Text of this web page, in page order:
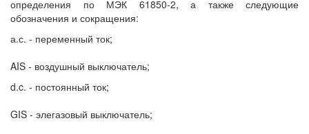
определения по МЭК 61850-2, а также следующие
обозначения и сокращения:
а.с. - переменный ток;
AIS - воздушный выключатель;
d.c. - постоянный ток;
GIS - элегазовый выключатель;